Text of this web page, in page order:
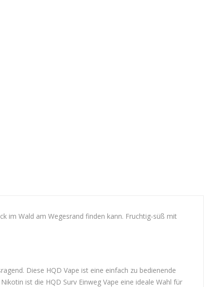
im Wald am Wegesrand finden kann. Fruchtig-süß mit
Diese HQD Vape ist eine einfach zu bedienende
ist die HQD Surv Einweg Vape eine ideale Wahl für